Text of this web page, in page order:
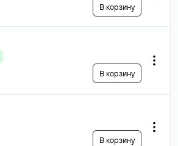
В корзину
В корзину
В корзину